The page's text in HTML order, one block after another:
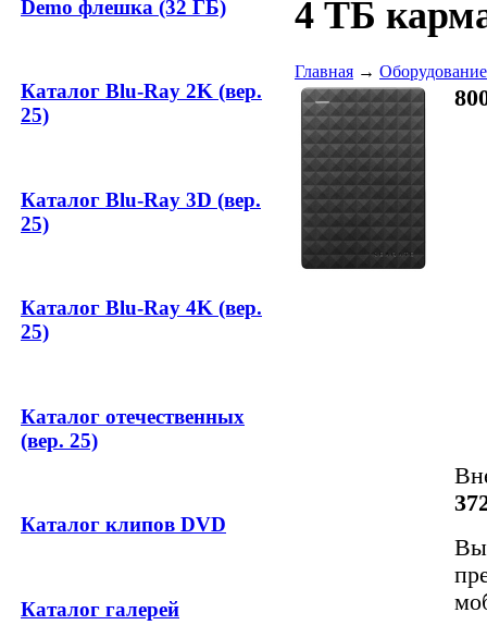
Demo флешка (32 ГБ)
Каталог Blu-Ray 2K (вер.
25)
Каталог Blu-Ray 3D (вер.
25)
Каталог Blu-Ray 4K (вер.
25)
Каталог отечественных
(вер. 25)
Каталог клипов DVD
Каталог галерей
4 ТБ
Главная → Оборудование